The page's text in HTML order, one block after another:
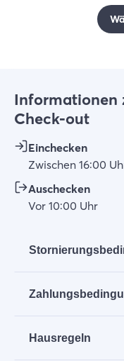
Informationen
Check-out
Einchecken
Zwischen 16:00
Auschecken
Vor 10:00 Uhr
durch den Mieter
zurückerstattet.
Gesamtmiete an
Hausregeln